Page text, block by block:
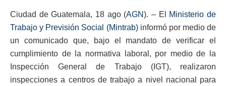
Ciudad de Guatemala, 18 ago (AGN). – El Ministerio de
Trabajo y Previsión Social (Mintrab)informó por medio de
un comunicado que, bajo el mandato de verificar el
cumplimiento de la normativa laboral, por medio de la
Inspección General de Trabajo (IGT), realizaron
inspecciones a centros de trabajo a nivel nacional para